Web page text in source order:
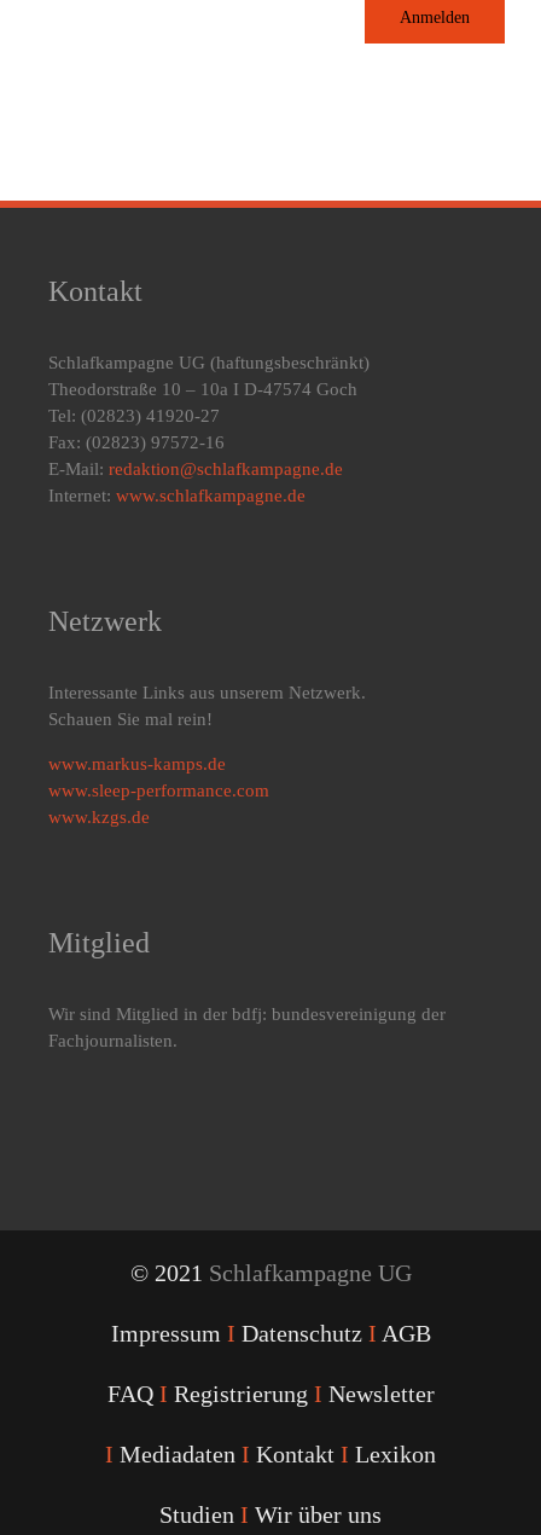
Anmelden
Kontakt
Schlafkampagne UG (haftungsbeschränkt)
Theodorstraße 10 – 10a I D-47574 Goch
Tel: (02823) 41920-27
Fax: (02823) 97572-16
E-Mail: redaktion@schlafkampagne.de
Internet: www.schlafkampagne.de
Netzwerk
Interessante Links aus unserem Netzwerk.
Schauen Sie mal rein!
www.markus-kamps.de
www.sleep-performance.com
www.kzgs.de
Mitglied
Wir sind Mitglied in der bdfj: bundesvereinigung der
Fachjournalisten.
© 2021 Schlafkampagne UG
Impressum I Datenschutz I AGB
FAQ I Registrierung I Newsletter
I Mediadaten I Kontakt I Lexikon
Studien I Wir über uns